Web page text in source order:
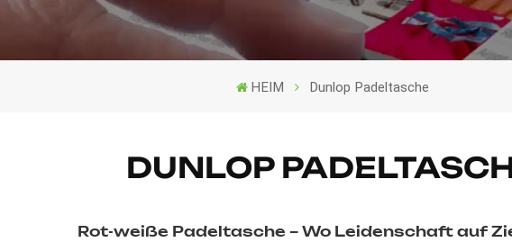
HEIM Dunlop Padeltasche
DUNLOP
Rot-weiße Padeltasche – Wo Leidenschaft auf